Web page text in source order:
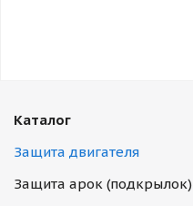
Каталог
Защита двигателя
Защита арок (подкрылок)